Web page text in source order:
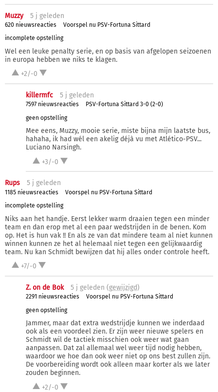
Muzzy 5 j geleden
620 nieuwsreacties
Voorspel nu PSV-Fortuna Sittard
incomplete opstelling
Wel een leuke penalty serie, en op basis van afgelopen seizoenen
in europa hebben we niks te klagen.
+2/-0
killermfc 5 j geleden
7597 nieuwsreacties
PSV-Fortuna Sittard 3-0 (2-0)
geen opstelling
Mee eens, Muzzy, mooie serie, miste bijna mijn laatste bus,
hahaha, ik had wél een akelig déjà vu met Atlético-PSV...
Luciano Narsingh.
+3/-0
Rups 5 j geleden
1185 nieuwsreacties
Voorspel nu PSV-Fortuna Sittard
incomplete opstelling
Niks aan het handje. Eerst lekker warm draaien tegen een minder
team en dan erop met al een paar wedstrijden in de benen. Kom
op. Het is hun vak !! En als ze van dat mindere team al niet kunnen
winnen kunnen ze het al helemaal niet tegen een gelijkwaardig
team. Nu kan Schmidt bewijzen dat hij alles onder controle heeft.
+7/-0
Z. on de Bok 5 j geleden (gewijzigd)
2291 nieuwsreacties
Voorspel nu PSV-Fortuna Sittard
geen opstelling
Jammer, maar dat extra wedstrijdje kunnen we inderdaad
ook als een voordeel zien. Er zijn weer nieuwe spelers en
Schmidt wil de tactiek misschien ook weer wat gaan
aanpassen. Dat zal allemaal wel weer tijd nodig hebben,
waardoor we hoe dan ook weer niet op ons best zullen zijn.
De voorbereiding wordt ook alleen maar korter als we later
zouden beginnen.
+2/-0